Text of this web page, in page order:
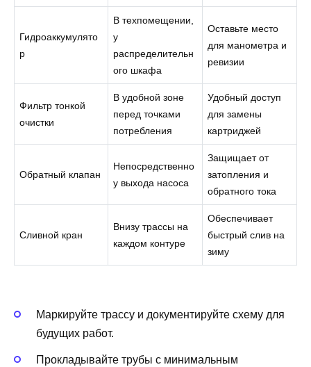
Гидроаккумулято
р
В техпомещении,
у
распределительн
ого шкафа
Оставьте место
для манометра и
ревизии
Фильтр тонкой
очистки
В удобной зоне
перед точками
потребления
Удобный доступ
для замены
картриджей
Обратный клапан
Непосредственно
у выхода насоса
Защищает от
затопления и
обратного тока
Сливной кран
Внизу трассы на
каждом контуре
Обеспечивает
быстрый слив на
зиму
Маркируйте трассу и документируйте схему для
будущих работ.
Прокладывайте трубы с минимальным